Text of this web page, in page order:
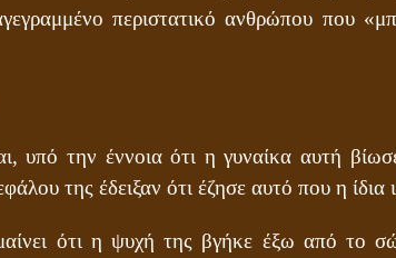
περιστατικό ανθρώπου που
υπό την έννοια ότι η γυναίκα αυτή
της έδειξαν ότι έζησε αυτό που η ίδια
ότι η ψυχή της βγήκε έξω από το